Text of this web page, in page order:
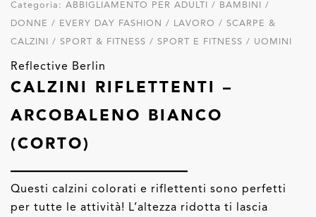
Categoria: ABBIGLIAMENTO PER ADULTI / BAMBINI /
DONNE / EVERY DAY FASHION / LAVORO / SCARPE &
CALZINI / SPORT & FITNESS / SPORT E FITNESS / UOMINI
Reflective Berlin
CALZINI RIFLETTENTI –
ARCOBALENO BIANCO
(CORTO)
Questi calzini colorati e riflettenti sono perfetti
per tutte le attività! L’altezza ridotta ti lascia